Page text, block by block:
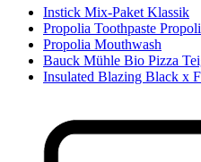
Instick Mix-Paket Klassik
Propolia Toothpaste
Propolia Mouthwash
Bauck Mühle Bio Pizza
Insulated Blazing Black x